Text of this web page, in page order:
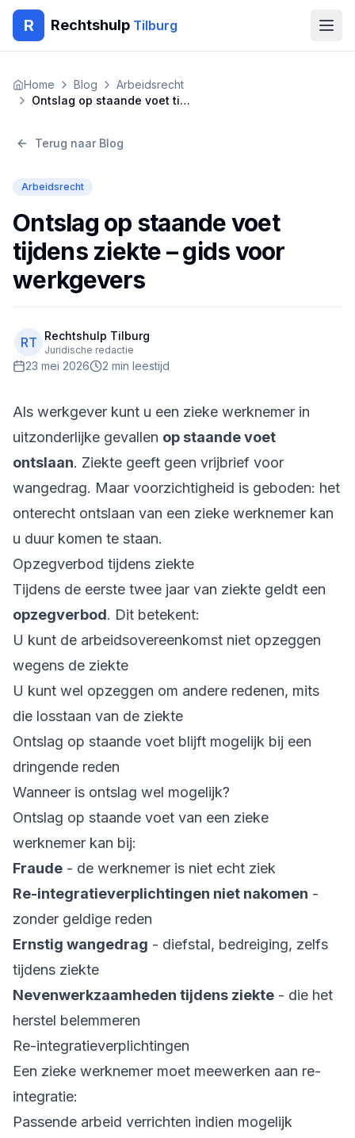
R Rechtshulp Tilburg
Home
🇳🇱 Nederlands
🇸🇦 العربية 🇵🇱 Polski 🇧🇬 Български
🇷🇴 Română
Home Blog
Arbeidsrecht
Ontslag op staande voet tijdens ziekte – gids voor werkgevers
Terug naar Blog
Arbeidsrecht
Ontslag op staande voet
tijdens ziekte – gids voor
werkgevers
RT Rechtshulp Tilburg
Juridische redactie
23 mei 2026 2 min leestijd
Als werkgever kunt u een zieke werknemer in
uitzonderlijke gevallen op staande voet
ontslaan. Ziekte geeft geen vrijbrief voor
wangedrag. Maar voorzichtigheid is geboden: het
onterecht ontslaan van een zieke werknemer kan
u duur komen te staan.
Opzegverbod tijdens ziekte
Tijdens de eerste twee jaar van ziekte geldt een
opzegverbod. Dit betekent:
U kunt de arbeidsovereenkomst niet opzeggen
wegens de ziekte
U kunt wel opzeggen om andere redenen, mits
die losstaan van de ziekte
Ontslag op staande voet blijft mogelijk bij een
dringende reden
Wanneer is ontslag wel mogelijk?
Ontslag op staande voet van een zieke
werknemer kan bij:
Fraude - de werknemer is niet echt ziek
Re-integratieverplichtingen niet nakomen -
zonder geldige reden
Ernstig wangedrag - diefstal, bedreiging, zelfs
tijdens ziekte
Nevenwerkzaamheden tijdens ziekte - die het
herstel belemmeren
Re-integratieverplichtingen
Een zieke werknemer moet meewerken aan re-
integratie:
Passende arbeid verrichten indien mogelijk